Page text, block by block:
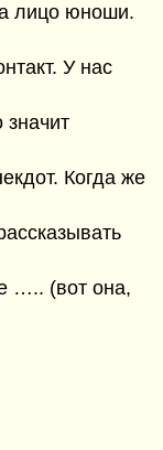
лицо юноши.
У нас
значит
Когда же
….. (вот она,